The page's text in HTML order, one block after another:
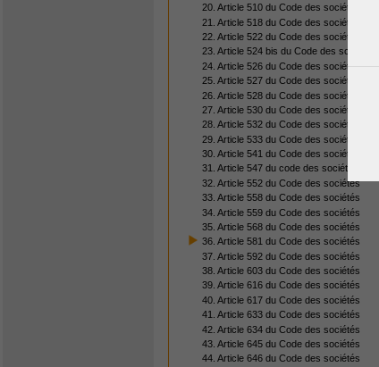
20. Article 510 du Code des sociétés
21. Article 518 du Code des sociétés
22. Article 522 du Code des sociétés
23. Article 524 bis du Code des sociétés
24. Article 526 du Code des sociétés
25. Article 527 du Code des sociétés
26. Article 528 du Code des sociétés
27. Article 530 du Code des sociétés
28. Article 532 du Code des sociétés
29. Article 533 du Code des sociétés
30. Article 541 du Code des sociétés
31. Article 547 du code des sociétés
32. Article 552 du Code des sociétés
33. Article 558 du Code des sociétés
34. Article 559 du Code des sociétés
35. Article 568 du Code des sociétés
36. Article 581 du Code des sociétés
37. Article 592 du Code des sociétés
38. Article 603 du Code des sociétés
39. Article 616 du Code des sociétés
40. Article 617 du Code des sociétés
41. Article 633 du Code des sociétés
42. Article 634 du Code des sociétés
43. Article 645 du Code des sociétés
44. Article 646 du Code des sociétés